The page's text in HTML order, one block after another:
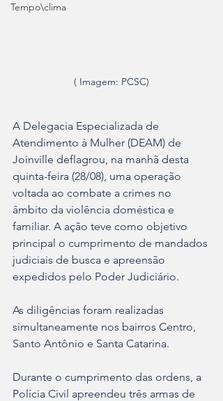
Tempo\clima
( Imagem: PCSC)
A Delegacia Especializada de
Atendimento à Mulher (DEAM) de
Joinville deflagrou, na manhã desta
quinta-feira (28/08), uma operação
voltada ao combate a crimes no
âmbito da violência doméstica e
familiar. A ação teve como objetivo
principal o cumprimento de mandados
judiciais de busca e apreensão
expedidos pelo Poder Judiciário.
As diligências foram realizadas
simultaneamente nos bairros Centro,
Santo Antônio e Santa Catarina.
Durante o cumprimento das ordens, a
Polícia Civil apreendeu três armas de